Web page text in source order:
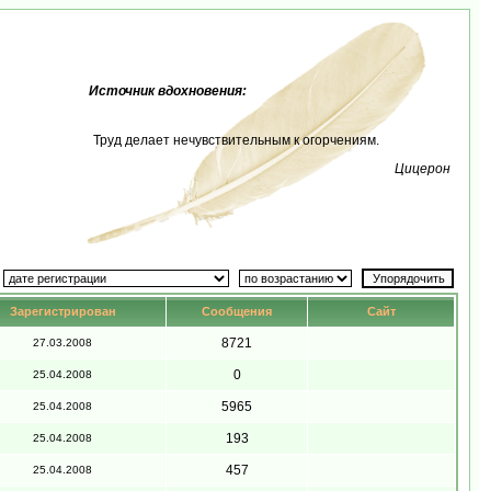
Источник вдохновения:
Труд делает нечувствительным к огорчениям.
Цицерон
Зарегистрирован Сообщения Сайт
27.03.2008 8721
25.04.2008 0
25.04.2008 5965
25.04.2008 193
25.04.2008 457